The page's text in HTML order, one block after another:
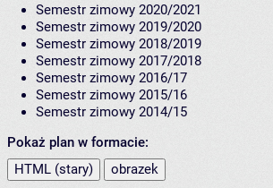
Semestr zimowy 2020/2021
Semestr zimowy 2019/2020
Semestr zimowy 2018/2019
Semestr zimowy 2017/2018
Semestr zimowy 2016/17
Semestr zimowy 2015/16
Semestr zimowy 2014/15
Pokaż plan w formacie:
HTML (stary)
obrazek